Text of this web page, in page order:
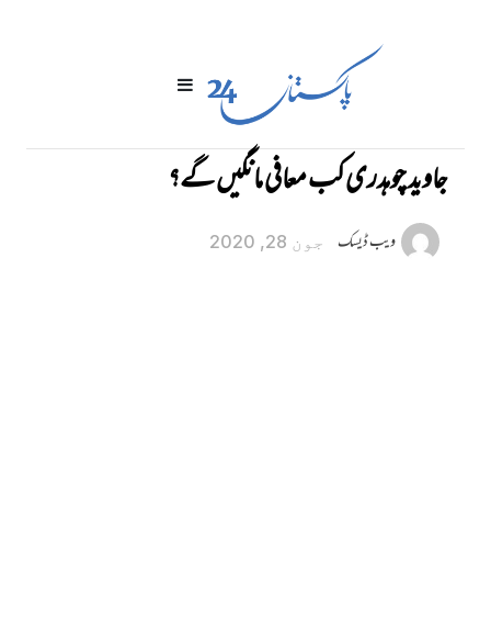
جاوید چوہدری کب معافی مانگیں گے؟
ویب ڈیسک جون 28, 2020